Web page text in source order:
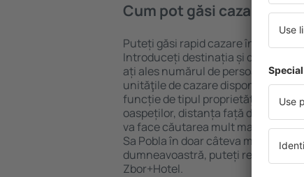
Cum pot găsi cazare în
Puteți găsi rapid cazare în Sa
Introduceți destinația și datele de
ați ales numărul de persoane,
unităţile de cazare disponibile în
funcție de tipul proprietăţii,
oaspeților, distanța față de centru
va face căutarea mult mai ușoară.
Sa Pobla în doar câteva minute. În
dumneavoastră, puteți rezerva
Zbor+Hotel.